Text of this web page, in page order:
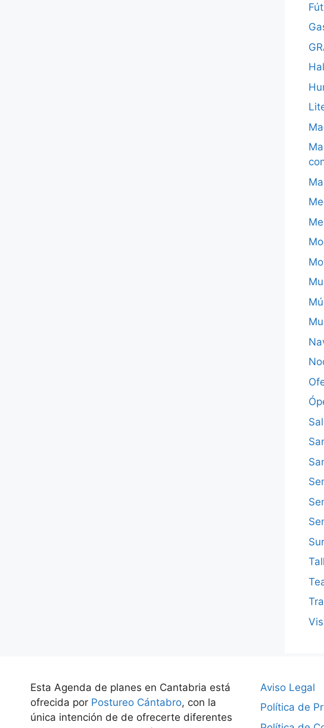
Esta Agenda de planes en Cantabria está
ofrecida por Postureo Cántabro, con la
única intención de de ofrecerte diferentes
Aviso Legal
Política de